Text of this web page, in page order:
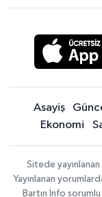
Asayiş
Ekonomi
Sitede
Yayınlanan
Bartın İnfo